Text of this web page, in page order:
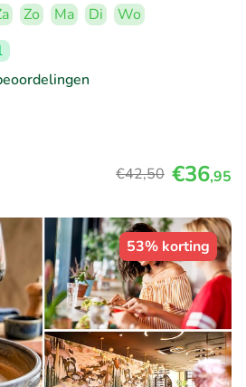
Zo Ma Di
Wo
€42,50 €36,95
53% korting